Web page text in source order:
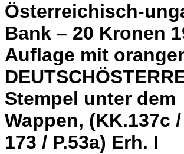
Österreichisch-
Bank – 20 Kronen
Auflage mit
Stempel unter dem
Wappen, (KK.137c
173 / P.53a) Erh. I